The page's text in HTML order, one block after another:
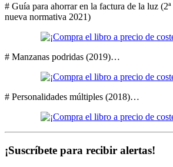
# Guía para ahorrar en la factura de la luz
nueva normativa 2021)
# Manzanas podridas (2019)…
# Personalidades múltiples (2018)…
¡Suscríbete para recibir alertas!